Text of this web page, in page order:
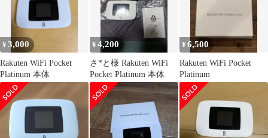
¥3,000
Rakuten WiFi Pocket
Platinum 本体
¥4,200
さ*と様 Rakuten WiFi
Pocket Platinum 本体
¥6,500
Rakuten WiFi Pocket
Platinum